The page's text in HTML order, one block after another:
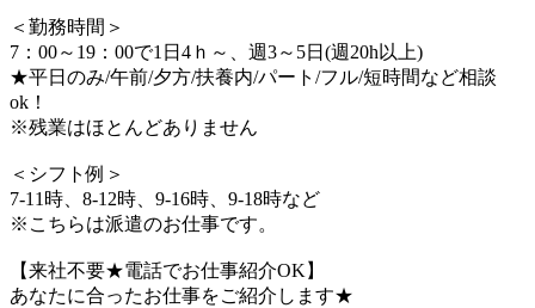
＜勤務時間＞
7：00～19：00で1日4ｈ～、週3～5日(週20h以上)
★平日のみ/午前/夕方/扶養内/パート/フル/短時間など相談
ok！
※残業はほとんどありません
＜シフト例＞
7-11時、8-12時、9-16時、9-18時など
※こちらは派遣のお仕事です。
【来社不要★電話でお仕事紹介OK】
あなたに合ったお仕事をご紹介します★